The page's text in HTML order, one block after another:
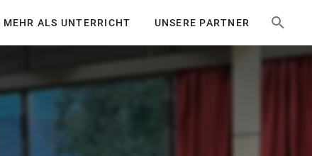
MEHR ALS UNTERRICHT UNSERE PARTNER